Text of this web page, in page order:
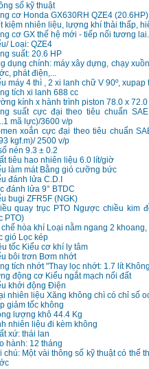
số kỹ thuật
cơ Honda GX630RH QZE4 (20.6HP)
kiệm nhiên liệu, lượng khí thải thấp,
cơ GX thế hệ mới - tiếp nối tương lai.
Loại: QZE4
suất: 20.6 HP
dụng chính: máy xây dựng, chạy
phát điện,...
máy 4 thì , 2 xi lanh chữ V 90º, xupap
tích xi lanh 688 cc
kính x hành trình piston 78.0 x 72.0
suất cực đại theo tiêu chuẩn
mã lực)/3600 v/p
xoắn cực đại theo tiêu chuẩn
kgf.m)/ 2500 v/p
nén 9.3 ± 0.2
tiêu hao nhiên liệu 6.0 lít/giờ
làm mát Bằng gió cưỡng bức
đánh lửa C.D.I
đánh lửa 9° BTDC
bugi ZFR5F (NGK)
quay trục PTO Ngược chiều kim
PTO)
chế hòa khí Loại nằm ngang 2
gió Lọc kép
tốc Kiểu cơ khí ly tâm
bôi trơn Bơm nhớt
tích nhớt "Thay lọc nhớt: 1.7 lít
động cơ Kiểu ngắt mạch nối đất
khởi động Điện
nhiên liệu Xăng không chì có chỉ số
giảm tốc không
lượng khô 44.4 Kg
nhiên liệu đi kèm không
xứ: thái lan
hành: 12 tháng
chú: Một vài thông số kỹ thuật có thể